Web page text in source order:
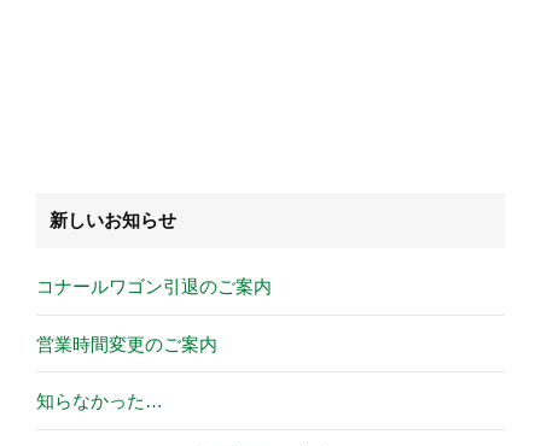
新しいお知らせ
コナールワゴン引退のご案内
営業時間変更のご案内
知らなかった…